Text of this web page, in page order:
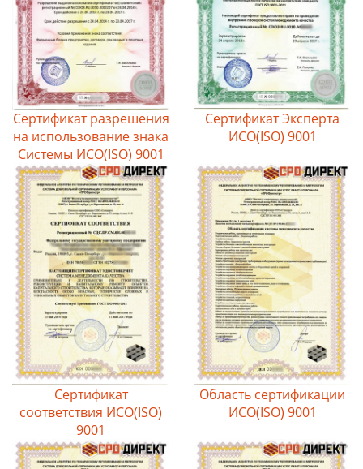
Сертификат разрешения
на использование знака
Системы ИСО(ISO) 9001
Сертификат Эксперта
ИСО(ISO) 9001
Сертификат
соответствия ИСО(ISO)
9001
Область сертификации
ИСО(ISO) 9001